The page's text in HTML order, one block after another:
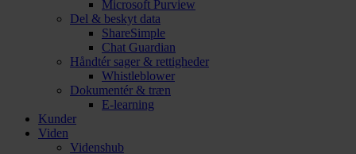
Microsoft Purview
Del & beskyt data
ShareSimple
Chat Guardian
Håndtér sager & rettigheder
Whistleblower
Dokumentér & træn
E-learning
Kunder
Viden
Videnshub